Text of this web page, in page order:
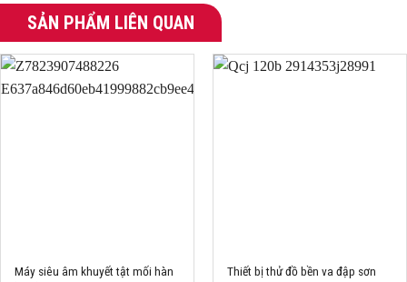
SẢN PHẨM LIÊN QUAN
Máy siêu âm khuyết tật mối hàn
Thiết bị thử đồ bền va đập sơn